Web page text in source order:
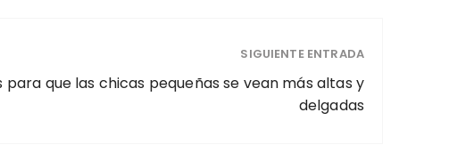
SIGUIENTE ENTRADA
para que las chicas pequeñas se vean más altas y
delgadas